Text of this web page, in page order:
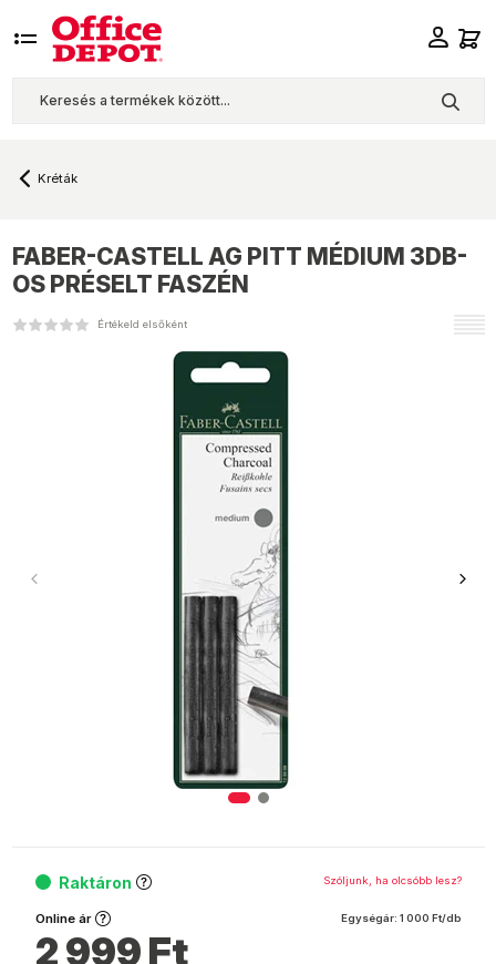
Kréták
FABER-CASTELL AG PITT MÉDIUM 3DB-
OS PRÉSELT FASZÉN
Értékeld elsőként
Raktáron Szóljunk, ha olcsóbb lesz?
Online ár Egységár: 1 000 Ft/db
2 999Ft